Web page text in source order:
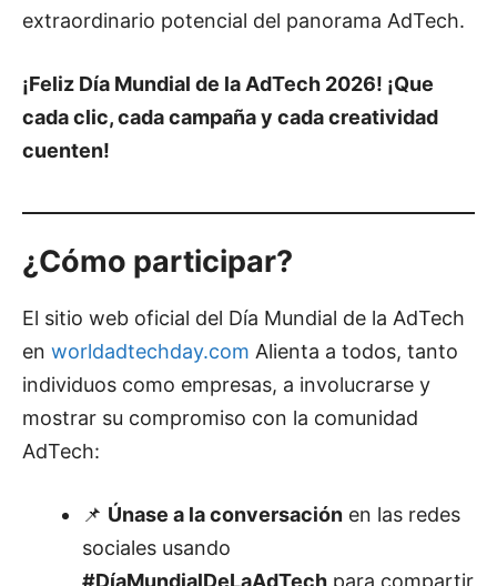
extraordinario potencial del panorama AdTech.
¡Feliz Día Mundial de la AdTech 2026! ¡Que
cada clic, cada campaña y cada creatividad
cuenten!
¿Cómo participar?
El sitio web oficial del Día Mundial de la AdTech
en worldadtechday.com Alienta a todos, tanto
individuos como empresas, a involucrarse y
mostrar su compromiso con la comunidad
AdTech:
📌 Únase a la conversación en las redes
sociales usando
#DíaMundialDeLaAdTech para compartir